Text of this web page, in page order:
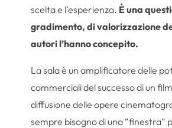
scelta e l’esperienza. È una
gradimento, di valorizzazione
autori l’hanno concepito.
La sala è un amplificatore delle
commerciali del successo di un
diffusione delle opere
sempre bisogno di una “finestra”